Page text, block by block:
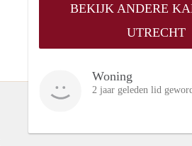
BEKIJK ANDERE
UTRECHT
Woning
2 jaar geleden lid